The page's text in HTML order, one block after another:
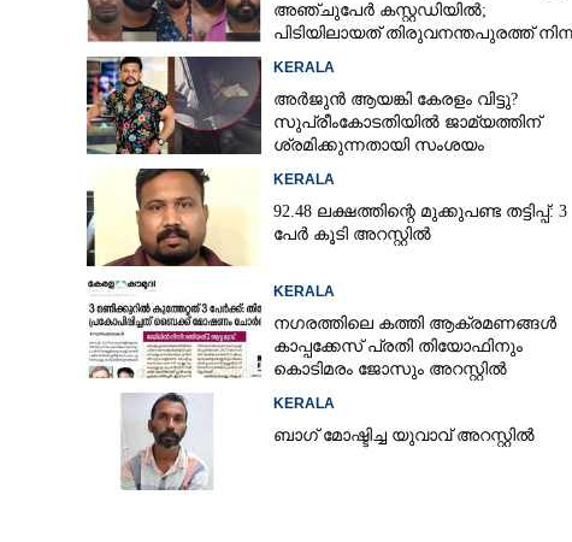
അഞ്ചുപേർ കസ്റ്റഡിയിൽ;
പിടിയിലായത് തിരുവനന്തപുരത്ത്
KERALA
അർജുൻ ആയങ്കി കേരളം വിട്ടു?
സുപ്രീംകോടതിയിൽ ജാമ്യത്തിന്
ശ്രമിക്കുന്നതായി സംശയം
KERALA
92.48 ലക്ഷത്തിന്റെ മുക്കുപണ്ട തട്ടിപ്പ്: 3
പേർ കൂടി അറസ്റ്റിൽ
KERALA
നഗരത്തിലെ കത്തി ആക്രമണങ്ങൾ
കാപ്പക്കേസ് പ്രതി തിയോഫിനും
കൊടിമരം ജോസും അറസ്റ്റിൽ
KERALA
ബാഗ് മോഷ്ടിച്ച യുവാവ് അറസ്റ്റിൽ
ട്രെയിനിൽ